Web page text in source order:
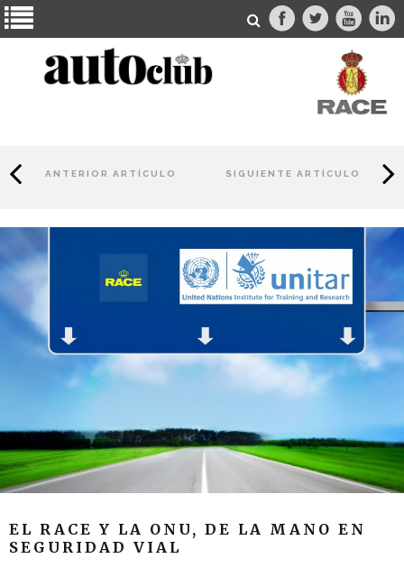
ANTERIOR ARTÍCULO SIGUIENTE ARTÍCULO
EL RACE Y LA ONU, DE LA MANO EN
SEGURIDAD VIAL